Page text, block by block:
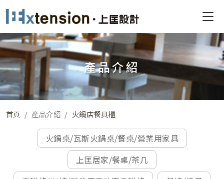
產品介紹
首頁 產品介紹 火鍋店餐具櫃
火鍋桌/瓦斯火鍋桌/餐桌/營業用家具
上匡居家/餐桌/茶几